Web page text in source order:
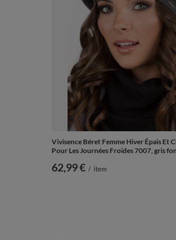
Vivisence Béret Femme Hiver Épais Et
Pour Les Journées Froides 7007, gris
62,99 € / item